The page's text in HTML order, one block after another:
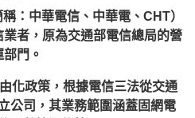
：中華電信、中華電、CHT）
者，原為交通部電信總局的營
部門。
化政策，根據電信三法從交通
公司，其業務範圍涵蓋固網電